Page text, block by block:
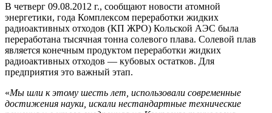
В четверг 09.08.2012 г., сообщают новости атомной
энергетики, года Комплексом переработки жидких
радиоактивных отходов (КП ЖРО) Кольской АЭС была
переработана тысячная тонна солевого плава. Солевой плав
является конечным продуктом переработки жидких
радиоактивных отходов — кубовых остатков. Для
предприятия это важный этап.
«Мы шли к этому шесть лет, использовали современные
достижения науки, искали нестандартные технические